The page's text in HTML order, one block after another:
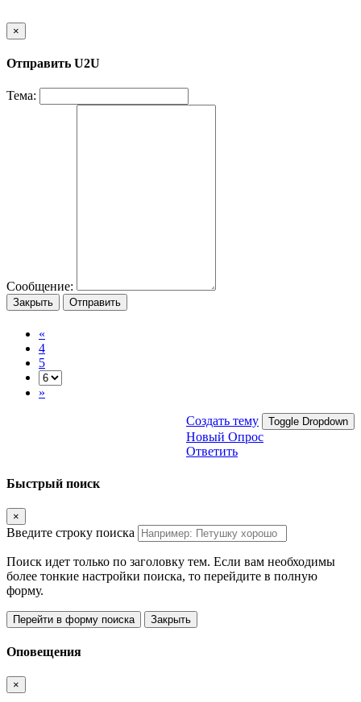
×
Отправить U2U
Тема:
Сообщение:
Закрыть Отправить
«
4
5
»
Создать тему Toggle Dropdown
Новый Опрос
Ответить
Быстрый поиск
×
Введите строку поиска
Поиск идет только по заголовку тем. Если вам необходимы
более тонкие настройки поиска, то перейдите в полную
форму.
Перейти в форму поиска Закрыть
Оповещения
×